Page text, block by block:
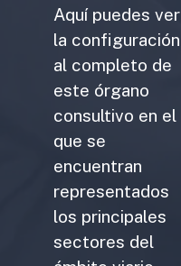
Aquí puedes ver
la configuración
al completo de
este órgano
consultivo en el
que se
encuentran
representados
los principales
sectores del